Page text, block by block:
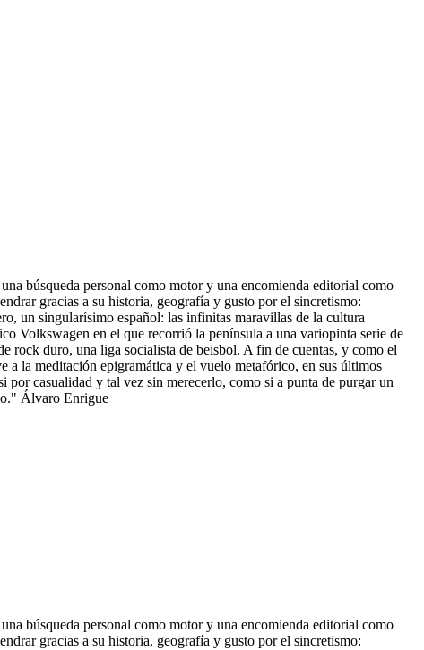
búsqueda personal como motor y una encomienda editorial como
gracias a su historia, geografía y gusto por el sincretismo:
un singularísimo español: las infinitas maravillas de la cultura
Volkswagen en el que recorrió la península a una variopinta serie de
rock duro, una liga socialista de beisbol. A fin de cuentas, y como el
la meditación epigramática y el vuelo metafórico, en sus últimos
casualidad y tal vez sin merecerlo, como si a punta de purgar un
Álvaro Enrigue
búsqueda personal como motor y una encomienda editorial como
gracias a su historia, geografía y gusto por el sincretismo: